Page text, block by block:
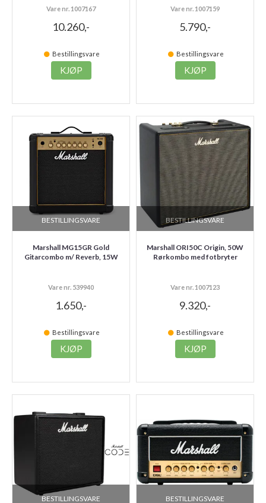
Vare nr. 1007167
10.260,-
Bestillingsvare
KJØP
Vare nr. 1007159
5.790,-
Bestillingsvare
KJØP
BESTILLINGSVARE
Marshall MG15GR Gold
Gitarcombo m/ Reverb, 15W
Vare nr. 539940
1.650,-
Bestillingsvare
KJØP
BESTILLINGSVARE
Marshall ORI50C Origin, 50W
Rørkombo med fotbryter
Vare nr. 1007123
9.320,-
Bestillingsvare
KJØP
BESTILLINGSVARE BESTILLINGSVARE